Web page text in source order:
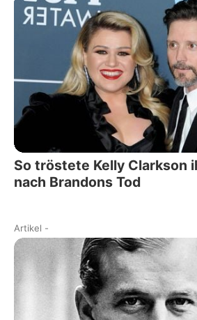
So tröstete Kelly Clarkson
nach Brandons Tod
Artikel -